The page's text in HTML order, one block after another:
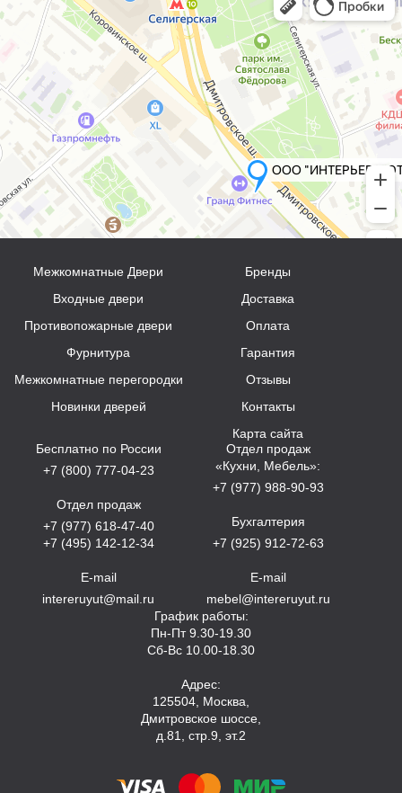
Межкомнатные Двери
Входные двери
Противопожарные двери
Фурнитура
Межкомнатные перегородки
Новинки дверей
Бренды
Доставка
Оплата
Гарантия
Отзывы
Контакты
Карта сайта
Бесплатно по России
+7 (800) 777-04-23
Отдел продаж
+7 (977) 618-47-40
+7 (495) 142-12-34
E-mail
intereruyut@mail.ru
Отдел продаж
«Кухни, Мебель»:
+7 (977) 988-90-93
Бухгалтерия
+7 (925) 912-72-63
E-mail
mebel@intereruyut.ru
График работы:
Пн-Пт 9.30-19.30
Сб-Вс 10.00-18.30
Адрес:
125504, Москва,
Дмитровское шоссе,
д.81, стр.9, эт.2